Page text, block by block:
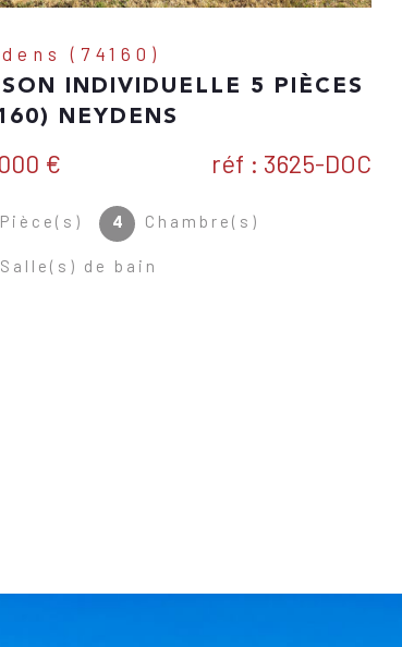
PIÈCES
3625-DOC
2 MIN DOUANE
BOSSEY AU